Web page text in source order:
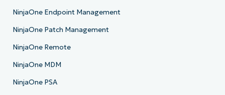
NinjaOne Endpoint Management
NinjaOne Patch Management
NinjaOne Remote
NinjaOne MDM
NinjaOne PSA